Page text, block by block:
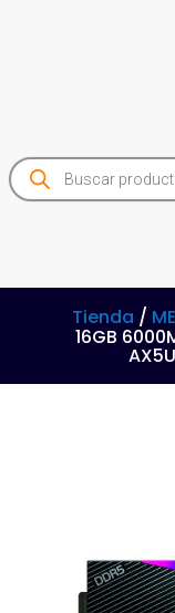
Products
search
Tienda /
16GB